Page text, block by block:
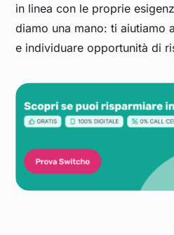
in linea con le proprie
diamo una mano: ti aiutiamo
e individuare opportunità di